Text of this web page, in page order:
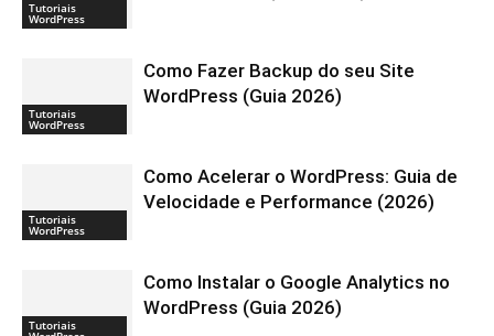
Tutoriais
WordPress
Tutoriais
WordPress
Como Fazer Backup do seu Site
WordPress (Guia 2026)
Tutoriais
WordPress
Como Acelerar o WordPress: Guia de
Velocidade e Performance (2026)
Tutoriais
Como Instalar o Google Analytics no
WordPress (Guia 2026)